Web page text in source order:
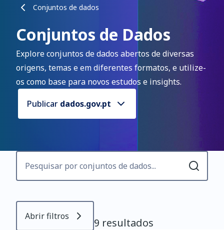
Conjuntos de dados
Conjuntos de Dados
Explore conjuntos de dados abertos de diversas
origens, temas e em diferentes formatos, e utilize-
os como base para novos estudos e insights.
Publicar dados.gov.pt
Abrir filtros 9 resultados